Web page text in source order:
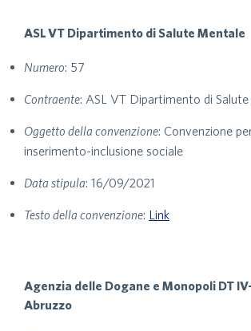
ASL VT Dipartimento di Salute Mentale
Numero: 57
Contraente: ASL VT Dipartimento di
Oggetto della convenzione: Convenzione
inserimento-inclusione sociale
Data stipula: 16/09/2021
Testo della convenzione: Link
Agenzia delle Dogane e Monopoli DT
Abruzzo